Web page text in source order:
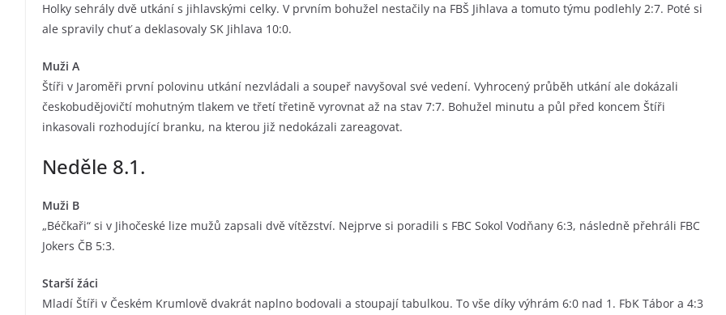
Holky sehrály dvě utkání s jihlavskými celky. V prvním bohužel nestačily na FBŠ Jihlava a tomuto týmu podlehly 2:7. Poté si
ale spravily chuť a deklasovaly SK Jihlava 10:0.
Muži A
Štíři v Jaroměři první polovinu utkání nezvládali a soupeř navyšoval své vedení. Vyhrocený průběh utkání ale dokázali
českobudějovičtí mohutným tlakem ve třetí třetině vyrovnat až na stav 7:7. Bohužel minutu a půl před koncem Štíři
inkasovali rozhodující branku, na kterou již nedokázali zareagovat.
Neděle 8.1.
Muži B
„Béčkaři“ si v Jihočeské lize mužů zapsali dvě vítězství. Nejprve si poradili s FBC Sokol Vodňany 6:3, následně přehráli FBC
Jokers ČB 5:3.
Starší žáci
Mladí Štíři v Českém Krumlově dvakrát naplno bodovali a stoupají tabulkou. To vše díky výhrám 6:0 nad 1. FbK Tábor a 4:3